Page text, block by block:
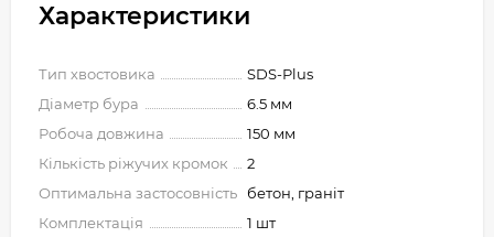
Характеристики
Тип хвостовика
SDS-Plus
Діаметр бура
6.5 мм
Робоча довжина
150 мм
Кількість ріжучих кромок
2
Оптимальна застосовність
бетон, граніт
Комплектація
1 шт